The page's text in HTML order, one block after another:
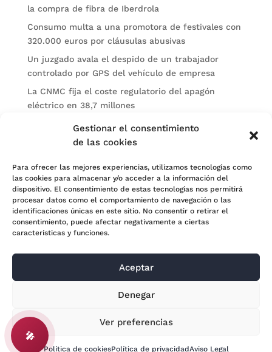
Gestionar el consentimiento
de las cookies
Para ofrecer las mejores experiencias, utilizamos tecnologías como
las cookies para almacenar y/o acceder a la información del
dispositivo. El consentimiento de estas tecnologías nos permitirá
procesar datos como el comportamiento de navegación o las
identificaciones únicas en este sitio. No consentir o retirar el
consentimiento, puede afectar negativamente a ciertas
características y funciones.
Aceptar
Denegar
Ver preferencias
Política de cookiesPolítica de privacidadAviso Legal
la compra de fibra de Iberdrola
Consumo multa a una promotora de festivales con
320.000 euros por cláusulas abusivas
Un juzgado avala el despido de un trabajador
controlado por GPS del vehículo de empresa
La CNMC fija el coste regulatorio del apagón
eléctrico en 38,7 millones
El BOE publica sanciones de la CNMV a Soltec y
Categorías
Actualidad
Noticias Jurídicas
Subastas
Aviso Legal
🎤